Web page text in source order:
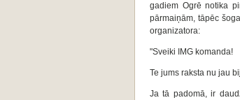
gadiem Ogrē notika
pārmaiņām, tāpēc
organizatora:
"Sveiki IMG komanda!
Te jums raksta nu jau
Ja tā padomā, ir